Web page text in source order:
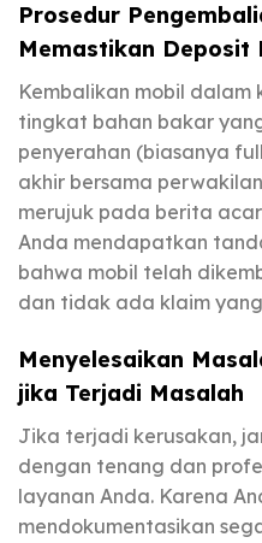
Prosedur
Memastikan Deposit
Kembalikan mobil dalam
tingkat bahan bakar
penyerahan (biasanya
akhir bersama
merujuk pada berita
Anda mendapatkan
bahwa mobil telah
dan tidak ada klaim
Menyelesaikan
jika Terjadi Masalah
Jika terjadi kerusakan,
dengan tenang dan
layanan Anda. Karena
mendokumentasikan